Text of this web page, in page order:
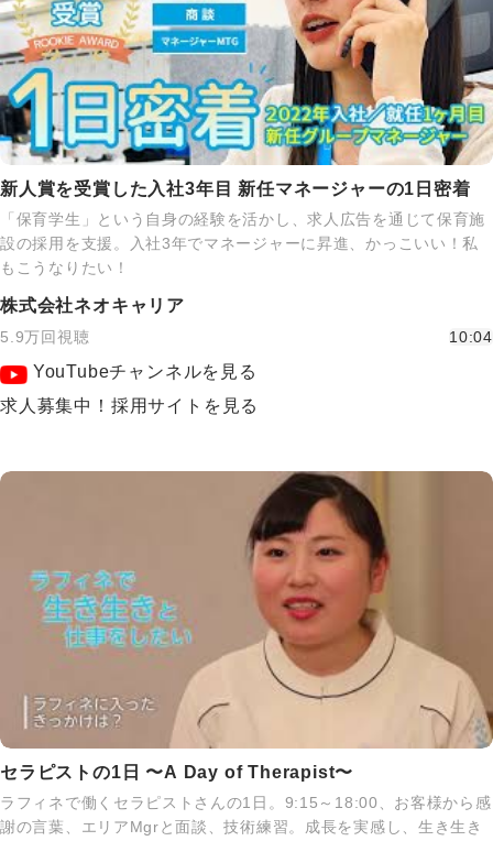
新人賞を受賞した入社3年目 新任マネージャーの1日密着
「保育学生」という自身の経験を活かし、求人広告を通じて保育施
設の採用を支援。入社3年でマネージャーに昇進、かっこいい！私
もこうなりたい！
株式会社ネオキャリア
5.9万回視聴 10:04
YouTubeチャンネルを見る
求人募集中！採用サイトを見る
セラピストの1日 〜A Day of Therapist〜
ラフィネで働くセラピストさんの1日。9:15～18:00、お客様から感
謝の言葉、エリアMgrと面談、技術練習。成長を実感し、生き生き